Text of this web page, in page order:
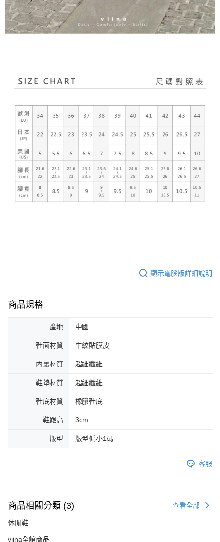
顯示電腦版詳細說明
商品規格
產地 中國
鞋面材質 牛紋貼膜皮
內裏材質 超細纖維
鞋墊材質 超細纖維
鞋底材質 橡膠鞋底
鞋跟高 3cm
版型 版型偏小1碼
客服
商品相關分類 (3) 查看全部
休閒鞋
viina全館商品